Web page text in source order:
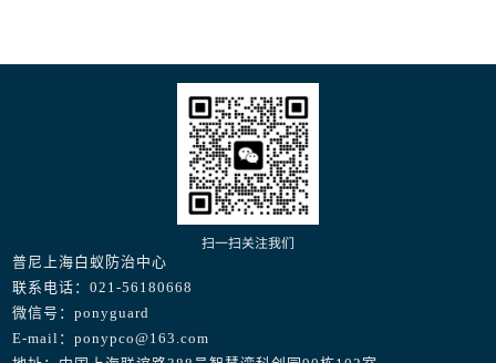
扫一扫关注我们
普尼上海白蚁防治中心
联系电话：021-56180668
微信号：ponyguard
E-mail：ponypco@163.com